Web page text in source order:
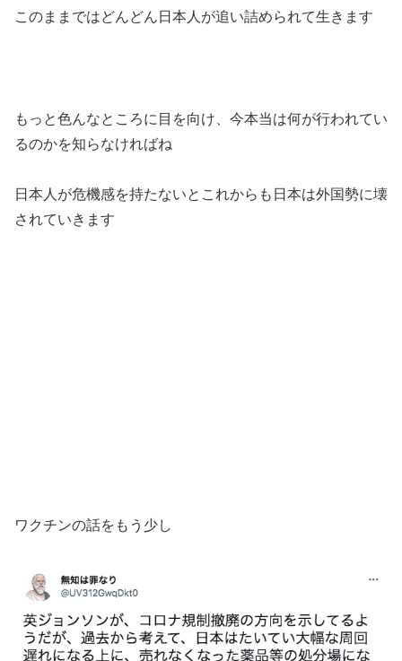
このままではどんどん日本人が追い詰められて生きます
もっと色んなところに目を向け、今本当は何が行われてい
るのかを知らなければね
日本人が危機感を持たないとこれからも日本は外国勢に壊
されていきます
ワクチンの話をもう少し